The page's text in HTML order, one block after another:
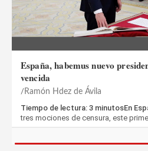
España, habemus nuevo
vencida
Ramón Hdez de Ávila
Tiempo de lectura: 3 minutosEn
tres mociones de censura, este